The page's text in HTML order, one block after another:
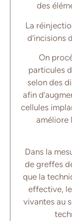
des
La
d’incisions
On
particules
selon des
afin
cellules
améliore
Dans la
de greffes
que la
effective,
vivantes au